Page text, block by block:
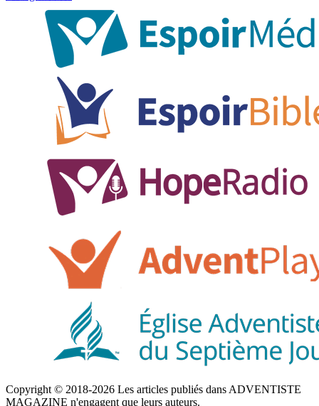
Copyright © 2018-2026 Les articles publiés dans ADVENTISTE
MAGAZINE n'engagent que leurs auteurs.